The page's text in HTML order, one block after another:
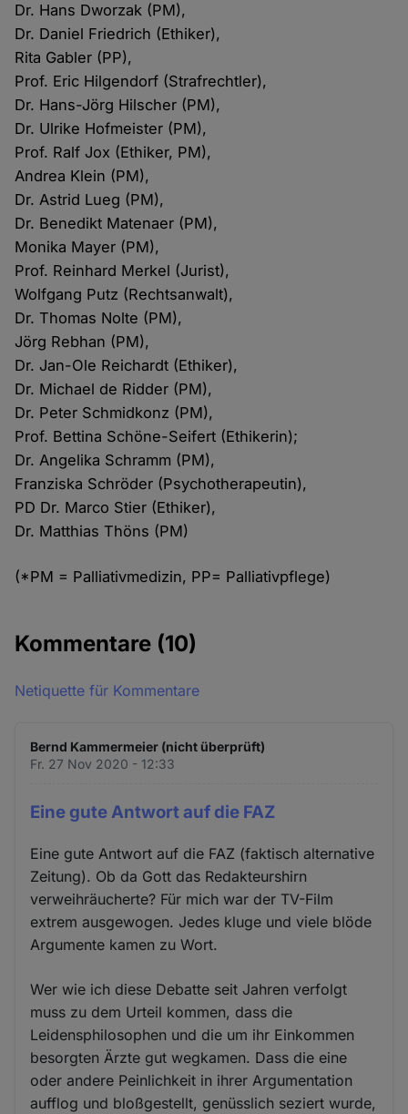
Dr. Hans Dworzak (PM),
Dr. Daniel Friedrich (Ethiker),
Rita Gabler (PP),
Prof. Eric Hilgendorf (Strafrechtler),
Dr. Hans-Jörg Hilscher (PM),
Dr. Ulrike Hofmeister (PM),
Prof. Ralf Jox (Ethiker, PM),
Andrea Klein (PM),
Dr. Astrid Lueg (PM),
Dr. Benedikt Matenaer (PM),
Monika Mayer (PM),
Prof. Reinhard Merkel (Jurist),
Wolfgang Putz (Rechtsanwalt),
Dr. Thomas Nolte (PM),
Jörg Rebhan (PM),
Dr. Jan-Ole Reichardt (Ethiker),
Dr. Michael de Ridder (PM),
Dr. Peter Schmidkonz (PM),
Prof. Bettina Schöne-Seifert (Ethikerin);
Dr. Angelika Schramm (PM),
Franziska Schröder (Psychotherapeutin),
PD Dr. Marco Stier (Ethiker),
Dr. Matthias Thöns (PM)
(*PM = Palliativmedizin, PP= Palliativpflege)
Kommentare (10)
Netiquette für Kommentare
Bernd Kammermeier (nicht überprüft)
Fr. 27 Nov 2020 - 12:33
Eine gute Antwort auf die FAZ
Eine gute Antwort auf die FAZ (faktisch alternative
Zeitung). Ob da Gott das Redakteurshirn
verweihräucherte? Für mich war der TV-Film
extrem ausgewogen. Jedes kluge und viele blöde
Argumente kamen zu Wort.
Wer wie ich diese Debatte seit Jahren verfolgt
muss zu dem Urteil kommen, dass die
Leidensphilosophen und die um ihr Einkommen
besorgten Ärzte gut wegkamen. Dass die eine
oder andere Peinlichkeit in ihrer Argumentation
aufflog und bloßgestellt, genüsslich seziert wurde,